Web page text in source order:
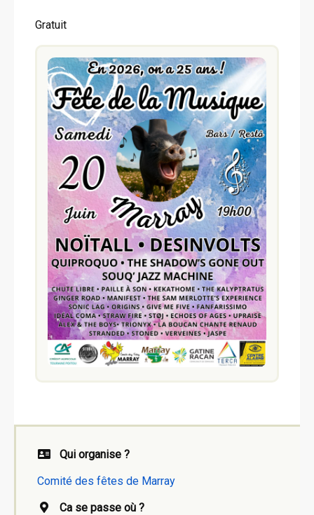
Gratuit
Qui organise ?
Comité des fêtes de Marray
Ca se passe où ?